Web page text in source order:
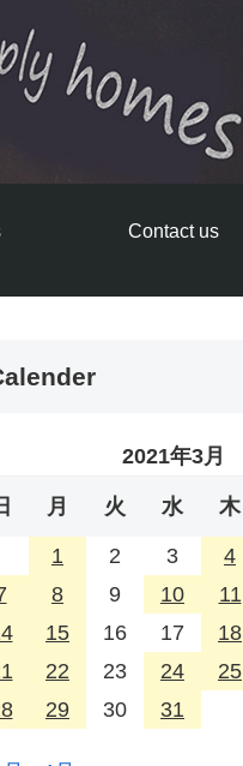
Contact us
2021年3月
月 火 水 木
1 2 3 4
8 9 10 11
15 16 17 18
22 23 24 25
29 30 31